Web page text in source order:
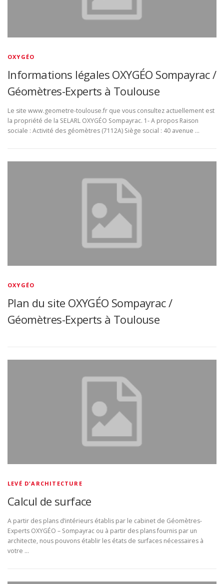
OXYGÉO
Informations légales OXYGÉO Sompayrac /
Géomètres-Experts à Toulouse
Le site www.geometre-toulouse.fr que vous consultez actuellement est
la propriété de la SELARL OXYGÉO Sompayrac. 1- A propos Raison
sociale : Activité des géomètres (7112A) Siège social : 40 avenue …
OXYGÉO
Plan du site OXYGÉO Sompayrac /
Géomètres-Experts à Toulouse
LEVÉ D'ARCHITECTURE
Calcul de surface
A partir des plans d’intérieurs établis par le cabinet de Géomètres-
Experts OXYGÉO – Sompayrac ou à partir des plans fournis par un
architecte, nous pouvons établir les états de surfaces nécessaires à
votre …